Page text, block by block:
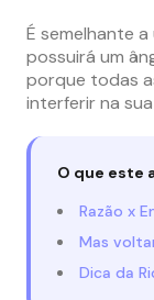
É semelhante
possuirá um
porque todas
interferir na
O que este
Razão x
Mas
Dica da